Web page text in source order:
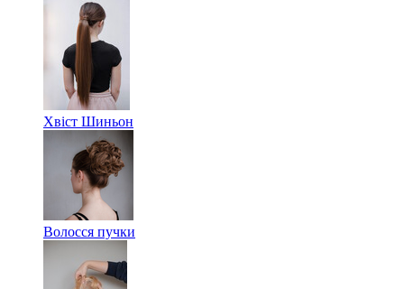
Хвіст Шиньон
Волосся пучки